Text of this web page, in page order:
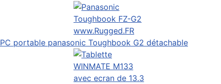
PC portable panasonic Toughbook G2 détachable